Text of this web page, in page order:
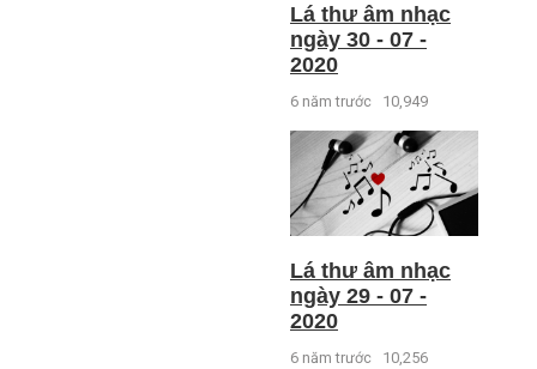
Lá thư âm nhạc
ngày 30 - 07 -
2020
6 năm trước 10,949
Lá thư âm nhạc
ngày 29 - 07 -
2020
6 năm trước 10,256